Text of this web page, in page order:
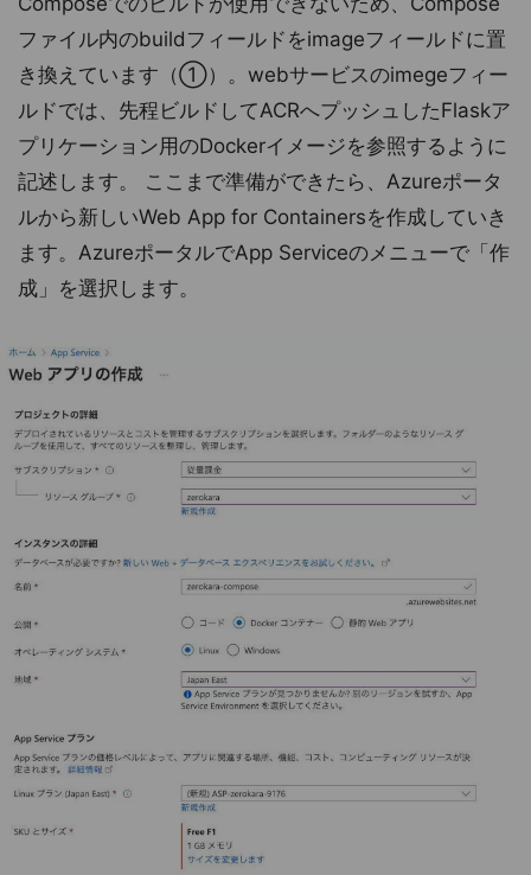
ファイル内のbuildフィールドをimageフィールドに置
き換えています（①）。webサービスのimegeフィー
ルドでは、先程ビルドしてACRへプッシュしたFlaskア
プリケーション用のDockerイメージを参照するように
記述します。 ここまで準備ができたら、Azureポータ
ルから新しいWeb App for Containersを作成していき
ます。AzureポータルでApp Serviceのメニューで「作
成」を選択します。